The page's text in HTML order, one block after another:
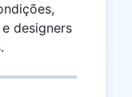
designers